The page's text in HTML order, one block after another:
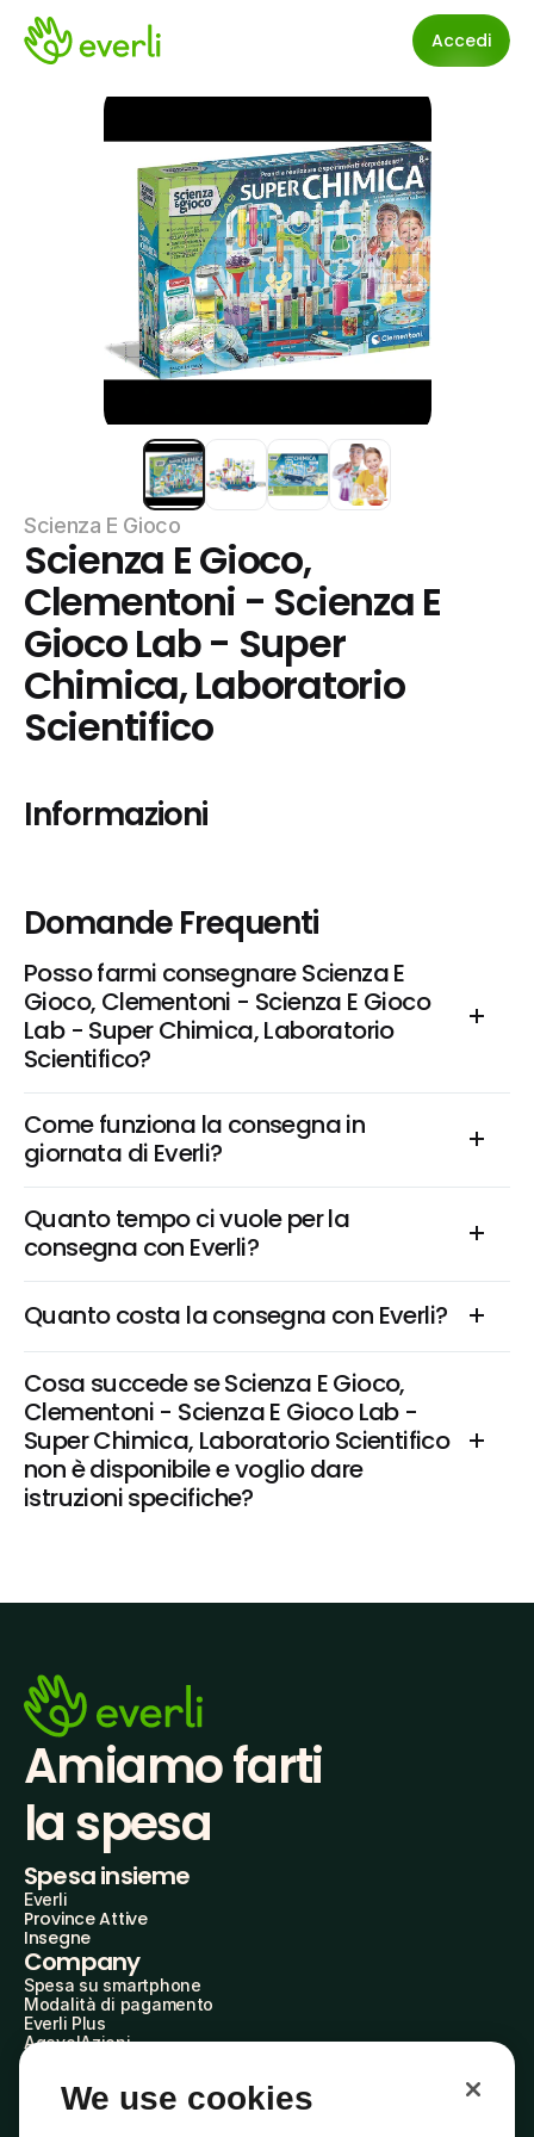
Accedi
Scienza E Gioco
Scienza E Gioco,
Clementoni - Scienza E
Gioco Lab - Super
Chimica, Laboratorio
Scientifico
Informazioni
Domande Frequenti
Posso farmi consegnare Scienza E
Gioco, Clementoni - Scienza E Gioco
Lab - Super Chimica, Laboratorio
Scientifico?
Come funziona la consegna in
giornata di Everli?
Quanto tempo ci vuole per la
consegna con Everli?
Quanto costa la consegna con Everli?
Cosa succede se Scienza E Gioco,
Clementoni - Scienza E Gioco Lab -
Super Chimica, Laboratorio Scientifico
non è disponibile e voglio dare
istruzioni specifiche?
Amiamo farti
la spesa
Spesa insieme
Everli
Province Attive
Insegne
Company
Spesa su smartphone
Modalità di pagamento
Everli Plus
AgevolAzioni
Everli Shoppers
We use cookies